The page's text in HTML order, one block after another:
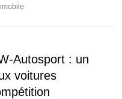
Autosport : un
voitures